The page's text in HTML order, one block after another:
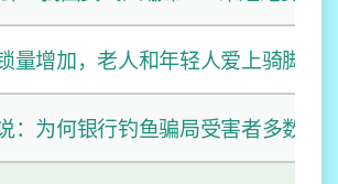
量增加，老人和年轻人爱上骑脚踏
：为何银行钓鱼骗局受害者多数是